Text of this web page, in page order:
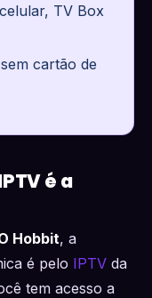
TV Box
cartão de
é a
Hobbit, a
é pelo IPTV da
tem acesso a